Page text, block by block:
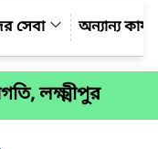
সেবা অন্যান্য
লক্ষ্মীপুর